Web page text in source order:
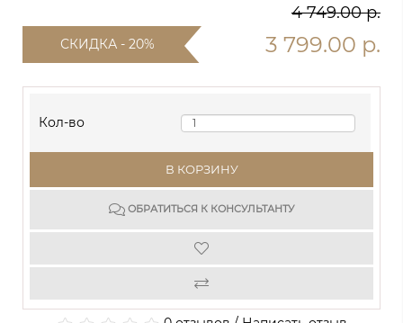
4 749.00 р.
СКИДКА - 20% 3 799.00 р.
Кол-во
В КОРЗИНУ
ОБРАТИТЬСЯ К КОНСУЛЬТАНТУ